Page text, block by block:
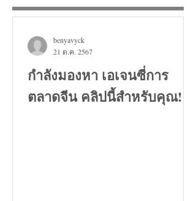
กำลังมองหา เอเจนซี่การ
ตลาดจีน คลิปนี้สำหรับคุณ!
benyavyck
21 ต.ค. 2567